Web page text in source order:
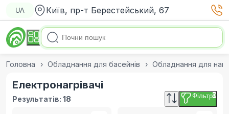
UA Київ, пр-т Берестейський, 67
Головна Обладнання для басейнів Обладнання для
Електронагрівачі
Результатів: 18 Фільтр0